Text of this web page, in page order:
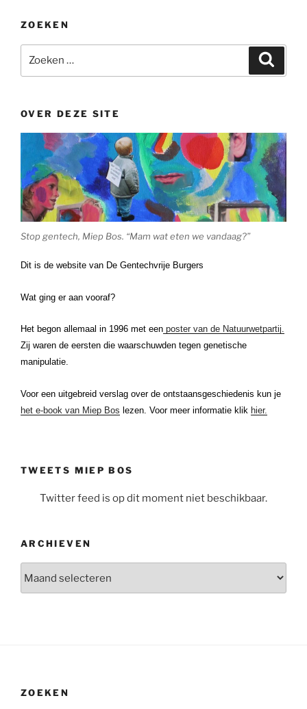
ZOEKEN
naar:
OVER DEZE SITE
Stop gentech, Miep Bos. “Mam wat eten we vandaag?”
Dit is de website van De Gentechvrije Burgers
Wat ging er aan vooraf?
Het begon allemaal in 1996 met een poster van de Natuurwetpartij.
Zij waren de eersten die waarschuwden tegen genetische
manipulatie.
Voor een uitgebreid verslag over de ontstaansgeschiedenis kun je
het e-book van Miep Bos lezen. Voor meer informatie klik hier.
TWEETS MIEP BOS
Twitter feed is op dit moment niet beschikbaar.
ARCHIEVEN
ZOEKEN